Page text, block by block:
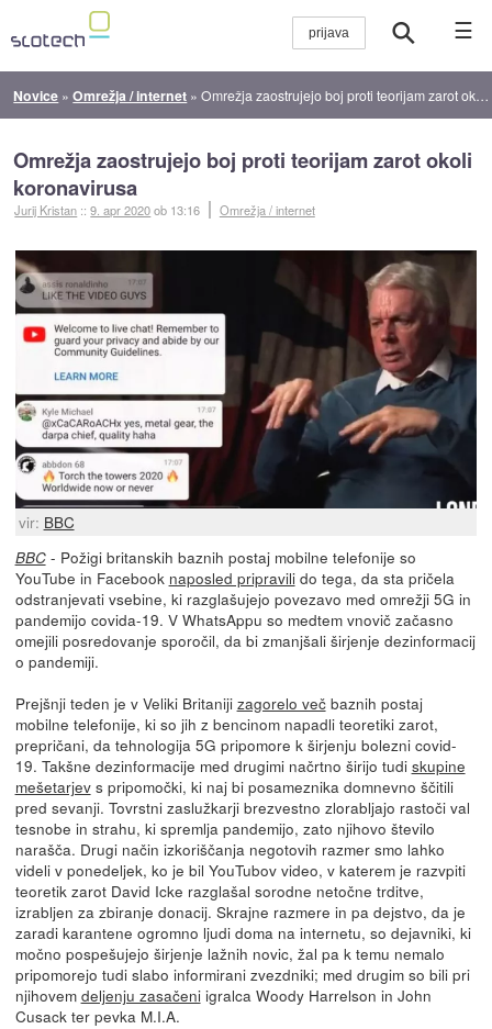
☰
Novice »Omrežja / internet »Omrežja zaostrujejo boj proti teorijam zarot okoli koronavirusa
Omrežja zaostrujejo boj proti teorijam zarot okoli
koronavirusa
Jurij Kristan ::9. apr 2020ob 13:16 Omrežja / internet
vir: BBC
BBC- Požigi britanskih baznih postaj mobilne telefonije so
YouTube in Facebook naposled pripravilido tega, da sta pričela
odstranjevati vsebine, ki razglašujejo povezavo med omrežji 5G in
pandemijo covida-19. V WhatsAppu so medtem vnovič začasno
omejili posredovanje sporočil, da bi zmanjšali širjenje dezinformacij
o pandemiji.
Prejšnji teden je v Veliki Britaniji zagorelo večbaznih postaj
mobilne telefonije, ki so jih z bencinom napadli teoretiki zarot,
prepričani, da tehnologija 5G pripomore k širjenju bolezni covid-
19. Takšne dezinformacije med drugimi načrtno širijo tudi skupine
mešetarjevs pripomočki, ki naj bi posameznika domnevno ščitili
pred sevanji. Tovrstni zaslužkarji brezvestno zlorabljajo rastoči val
tesnobe in strahu, ki spremlja pandemijo, zato njihovo število
narašča. Drugi način izkoriščanja negotovih razmer smo lahko
videli v ponedeljek, ko je bil YouTubov video, v katerem je razvpiti
teoretik zarot David Icke razglašal sorodne netočne trditve,
izrabljen za zbiranje donacij. Skrajne razmere in pa dejstvo, da je
zaradi karantene ogromno ljudi doma na internetu, so dejavniki, ki
močno pospešujejo širjenje lažnih novic, žal pa k temu nemalo
pripomorejo tudi slabo informirani zvezdniki; med drugim so bili pri
njihovem deljenju zasačeniigralca Woody Harrelson in John
Cusack ter pevka M.I.A.